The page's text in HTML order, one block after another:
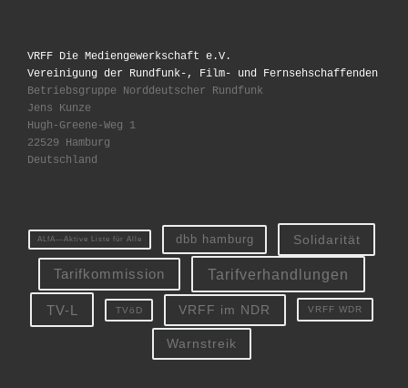
VRFF Die Mediengewerkschaft e.V.
Vereinigung der Rundfunk-, Film- und Fernsehschaffenden
Betriebsgruppe Norddeutscher Rundfunk
Jens Kunze
Hugh-Greene-Weg 1
22529 Hamburg
Deutschland
ALfA—Aktive Liste für Alle dbb hamburg Solidarität
Tarifkommission Tarifverhandlungen
TV-L TVöD VRFF im NDR VRFF WDR
Warnstreik